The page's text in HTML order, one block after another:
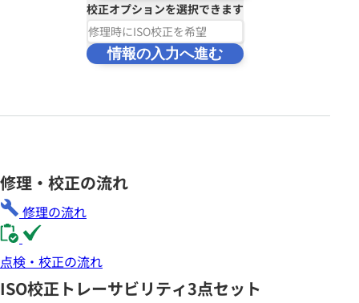
校正オプションを選択できます
修理時にISO校正を希望
情報の入力へ進む
修理・校正の流れ
修理の流れ
点検・校正の流れ
ISO校正 トレーサビリティ3点セット